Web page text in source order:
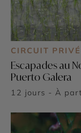
CIRCUIT PRIVÉ
Escapades au
Puerto Galera
12 jours - À